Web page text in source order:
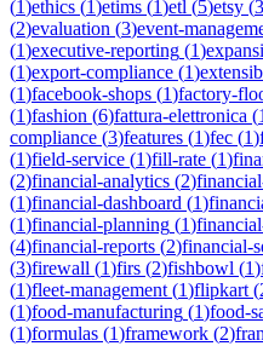
(1)ethics (1)etims (1)etl (5)etsy (3
(2)evaluation (3)event-
(1)executive-reporting (1)
(1)export-compliance (1)
(1)facebook-shops (1)factory-
(1)fashion (6)fattura-elettronica (1
compliance (3)features (1)fec (1)
(1)field-service (1)fill-rate (1)
(2)financial-analytics (2)
(1)financial-dashboard (1)
(1)financial-planning (1)
(4)financial-reports (2)financial-
(3)firewall (1)firs (2)fishbowl (1)
(1)fleet-management (1)flipkart (
(1)food-manufacturing (1)food-
(1)formulas (1)framework (2)